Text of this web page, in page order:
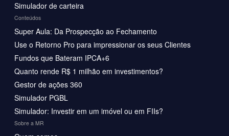
Simulador de carteira
Conteúdos
Super Aula: Da Prospecção ao Fechamento
Use o Retorno Pro para impressionar os seus Clientes
Fundos que Bateram IPCA+6
Quanto rende R$ 1 milhão em investimentos?
Gestor de ações 360
Simulador PGBL
Simulador: Investir em um imóvel ou em FIIs?
Sobre a MR